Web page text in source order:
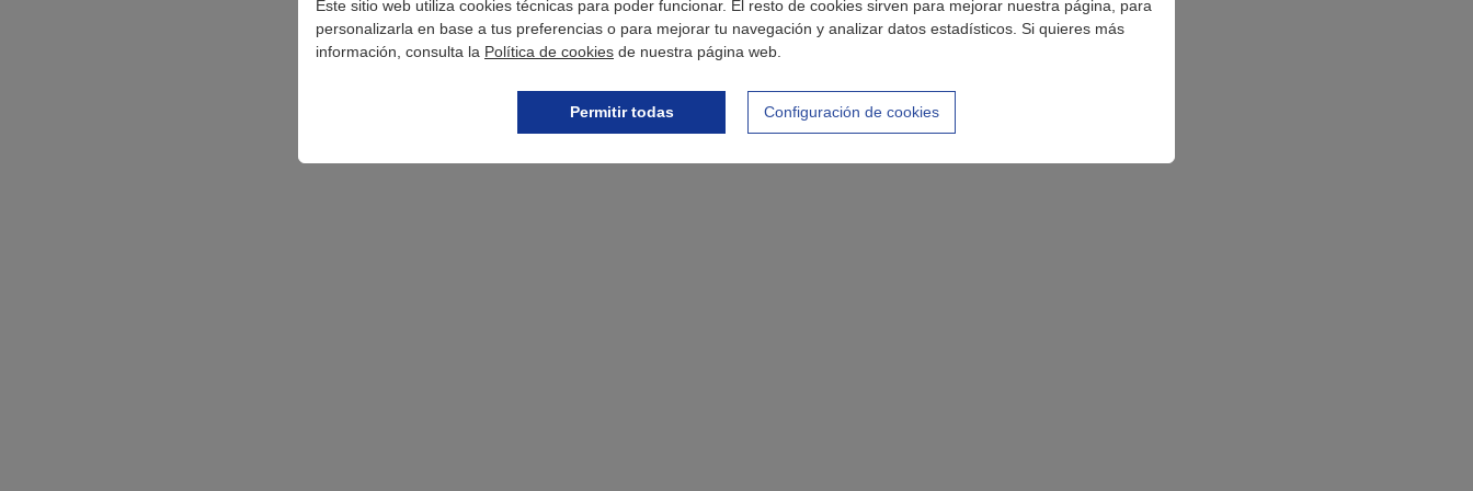
Este sitio web utiliza cookies técnicas para poder funcionar. El resto de cookies sirven para mejorar nuestra página, para
personalizarla en base a tus preferencias o para mejorar tu navegación y analizar datos estadísticos. Si quieres más
información, consulta la Política de cookies de nuestra página web.
Permitir todas Configuración de cookies